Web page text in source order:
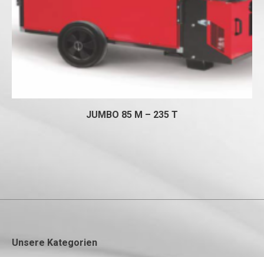
JUMBO 85 M – 235 T
Unsere Kategorien